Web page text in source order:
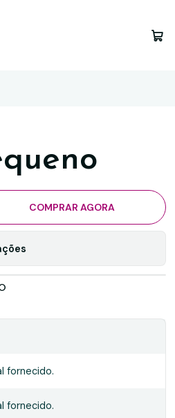
COMPRAR AGORA
fornecido.
fornecido.